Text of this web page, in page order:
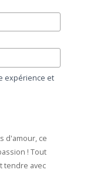
expérience et
d'amour, ce
! Tout
tendre avec